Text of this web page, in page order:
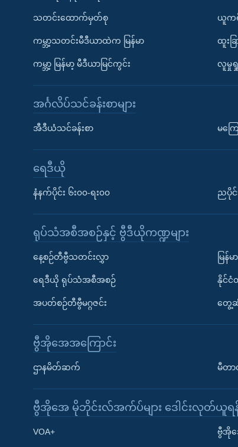
Learning English
သတင်းထောက်မှတ်စု
ကမ္ဘာ့သတင်းမီဒီယာထဲက မြန်မာ
ကမ္ဘာ့ မြန်မာ့ မီဒီယာမြင်ကွင်း
ယူကရိ
ထူးခြ
လူမှုရှု
အင်္ဂလိပ်သင်ခန်းစာများ
အီဒီယံသင်ခန်းစာ မကြ
ရေဒီယို
နံနက်ပိုင်း ၆း၀၀-ရး၀၀ ညပိုင်
ရုပ်သံအစီအစဉ်နှင့် ဗွီဒီယိုကဏ္ဍများ
နေ့စဉ်တီဗွီသတင်းလွှာ
ရေဒီယို ရုပ်သံအစီအစဉ်
အပတ်စဉ်တီဗွီမဂ္ဂဇင်း
မြန်မာ
နိုင်
တွေ့ဆုံ
ဗွီအိုအေအကြောင်း
ဌာနမိတ်ဆက် မီတာ
ဗွီအိုအေ မိုဘိုင်းလ်အက်ပ်များ ဒေါင်းလုတ်ယူရ
VOA+ ဗွီအို